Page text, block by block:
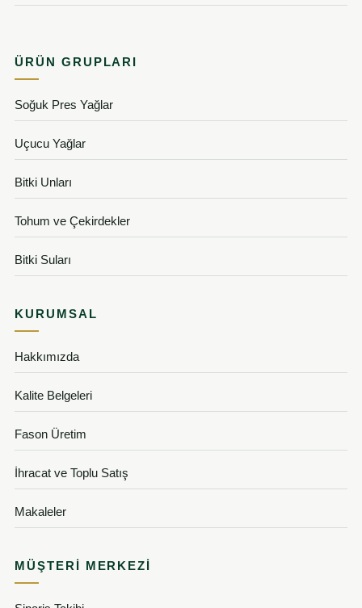
ÜRÜN GRUPLARI
Soğuk Pres Yağlar
Uçucu Yağlar
Bitki Unları
Tohum ve Çekirdekler
Bitki Suları
KURUMSAL
Hakkımızda
Kalite Belgeleri
Fason Üretim
İhracat ve Toplu Satış
Makaleler
MÜŞTERI MERKEZI